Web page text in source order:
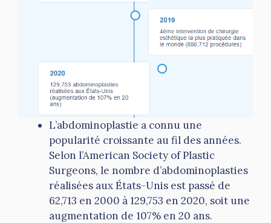
L’abdominoplastie a connu une
popularité croissante au fil des années.
Selon l’American Society of Plastic
Surgeons, le nombre d’abdominoplasties
réalisées aux États-Unis est passé de
62,713 en 2000 à 129,753 en 2020, soit une
augmentation de 107% en 20 ans.